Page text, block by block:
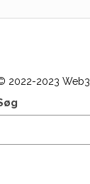
2022-2023